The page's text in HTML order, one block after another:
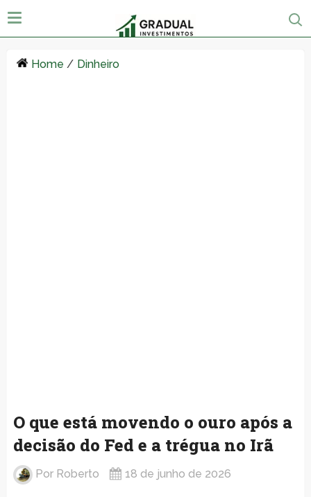
Home / Dinheiro
O que está movendo o ouro após a
decisão do Fed e a trégua no Irã
Por Roberto 18 de junho de 2026